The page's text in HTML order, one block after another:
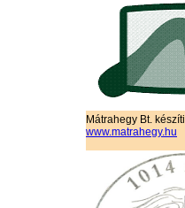
Mátrahegy Bt. készíti.
www.matrahegy.hu